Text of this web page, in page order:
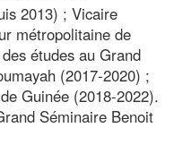
2013) ; Vicaire
métropolitaine de
études au Grand
(2017-2020) ;
Guinée (2018-2022).
Séminaire Benoit